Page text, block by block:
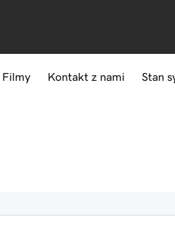
Filmy Kontakt z nami Stan